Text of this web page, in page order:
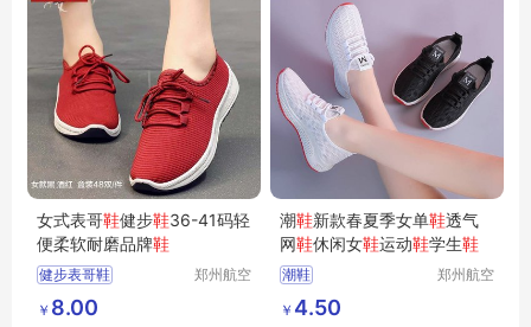
女式表哥鞋健步鞋36-41码轻
便柔软耐磨品牌鞋
健步表哥鞋
郑州航空
￥ 8.00
潮鞋新款春夏季女单鞋透气
网鞋休闲女鞋运动鞋学生鞋
潮鞋
新款春夏季女单鞋
休闲女鞋运动鞋学生鞋
郑州航空
￥ 4.50